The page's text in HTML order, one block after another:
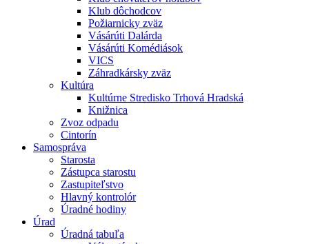
Klub dôchodcov
Požiarnicky zväz
Vásárúti Dalárda
Vásárúti Komédiások
VICS
Záhradkársky zväz
Kultúra
Kultúrne Stredisko Trhová Hradská
Knižnica
Zvoz odpadu
Cintorín
Samospráva
Starosta
Zástupca starostu
Zastupiteľstvo
Hlavný kontrolór
Úradné hodiny
Úrad
Úradná tabuľa